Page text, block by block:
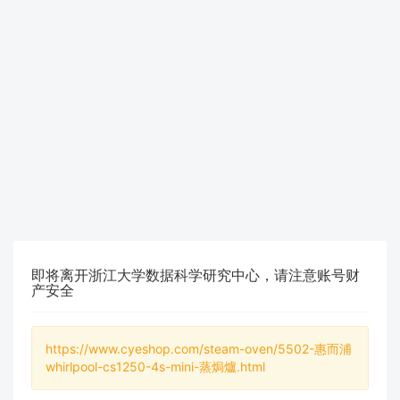
即将离开浙江大学数据科学研究中心，请注意账号财
产安全
https://www.cyeshop.com/steam-oven/5502-惠而浦
whirlpool-cs1250-4s-mini-蒸焗爐.html